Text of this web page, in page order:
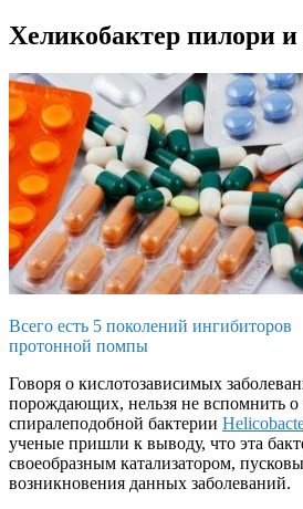
Хеликобактер пилори
Всего есть 5 поколений ингибиторов
протонной помпы
Говоря о кислотозависимых
порождающих, нельзя не вспомнить о
спиралеподобной бактерии
ученые пришли к выводу, что эта
своеобразным катализатором,
возникновения данных заболеваний.